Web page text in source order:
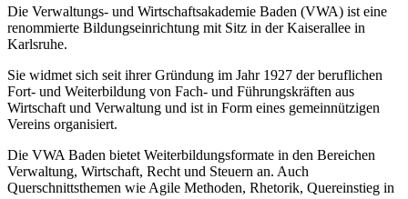
Die Verwaltungs- und Wirtschaftsakademie Baden (VWA) ist eine
renommierte Bildungseinrichtung mit Sitz in der Kaiserallee in
Karlsruhe.
Sie widmet sich seit ihrer Gründung im Jahr 1927 der beruflichen
Fort- und Weiterbildung von Fach- und Führungskräften aus
Wirtschaft und Verwaltung und ist in Form eines gemeinnützigen
Vereins organisiert.
Die VWA Baden bietet Weiterbildungsformate in den Bereichen
Verwaltung, Wirtschaft, Recht und Steuern an. Auch
Querschnittsthemen wie Agile Methoden, Rhetorik, Quereinstieg in